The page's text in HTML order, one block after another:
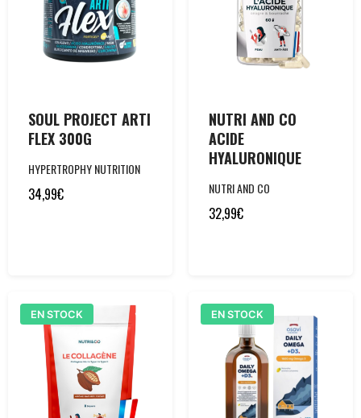
SOUL PROJECT ARTI
FLEX 300G
HYPERTROPHY NUTRITION
34,99€
NUTRI AND CO
ACIDE
HYALURONIQUE
NUTRI AND CO
32,99€
EN STOCK EN STOCK